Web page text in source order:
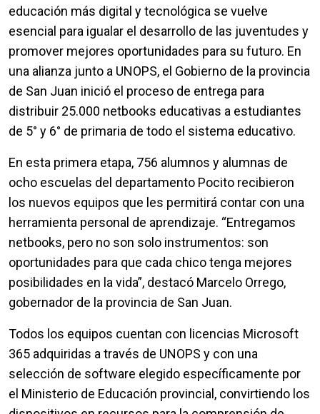
educación más digital y tecnológica se vuelve
esencial para igualar el desarrollo de las juventudes y
promover mejores oportunidades para su futuro. En
una alianza junto a UNOPS, el Gobierno de la provincia
de San Juan inició el proceso de entrega para
distribuir 25.000 netbooks educativas a estudiantes
de 5° y 6° de primaria de todo el sistema educativo.
En esta primera etapa, 756 alumnos y alumnas de
ocho escuelas del departamento Pocito recibieron
los nuevos equipos que les permitirá contar con una
herramienta personal de aprendizaje. “Entregamos
netbooks, pero no son solo instrumentos: son
oportunidades para que cada chico tenga mejores
posibilidades en la vida”, destacó Marcelo Orrego,
gobernador de la provincia de San Juan.
Todos los equipos cuentan con licencias Microsoft
365 adquiridas a través de UNOPS y con una
selección de software elegido específicamente por
el Ministerio de Educación provincial, convirtiendo los